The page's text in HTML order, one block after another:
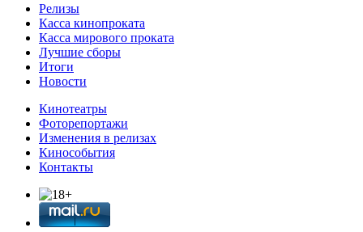
Релизы
Касса кинопроката
Касса мирового проката
Лучшие сборы
Итоги
Новости
Кинотеатры
Фоторепортажи
Изменения в релизах
Кинособытия
Контакты